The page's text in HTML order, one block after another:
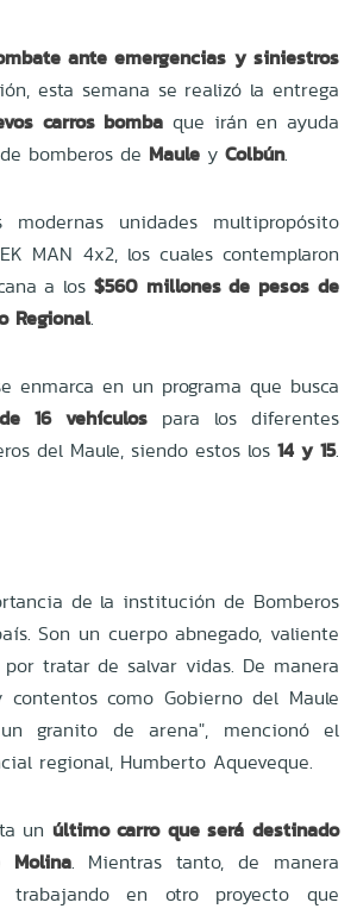
ante emergencias y siniestros
esta semana se realizó la entrega
carros bomba que irán en ayuda
bomberos de Maule y Colbún.
unidades multipropósito
MAN 4x2, los cuales contemplaron
a los $560 millones de pesos de
Regional.
enmarca en un programa que busca
16 vehículos para los diferentes
del Maule, siendo estos los 14 y 15.
de la institución de Bomberos
Son un cuerpo abnegado, valiente
tratar de salvar vidas. De manera
contentos como Gobierno del Maule
granito de arena", mencionó el
regional, Humberto Aqueveque.
un último carro que será destinado
. Mientras tanto, de manera
trabajando en otro proyecto que